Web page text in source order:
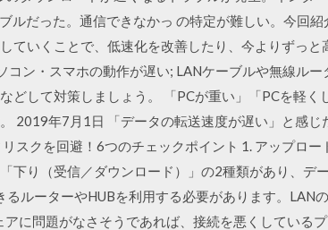
ルだった。通信できなかっ の特定が難しい。今回紹
ていくことで、低速化を改善したり、今よりずっと
コン・スマホの動作が遅い; LANケーブルや無線ル
どして対策しましょう。 「PCが重い」「PCを軽
2019年7月1日 「データの転送速度が遅い」と感じ
スクを回避！6つのチェックポイント 1. アップロ
下り（受信／ダウンロード）」の2種類があり、デ
ルーターやHUBを利用する必要があります。LAN
に問題がなさそうであれば、接続を悪くしている